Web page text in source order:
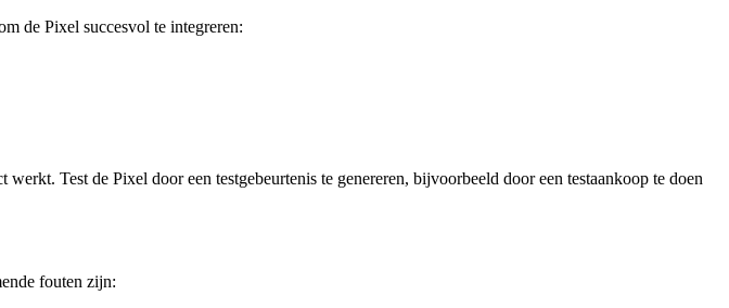
de Pixel succesvol te integreren:
Test de Pixel door een testgebeurtenis te genereren, bijvoorbeeld door een testaankoop te doen
fouten zijn: